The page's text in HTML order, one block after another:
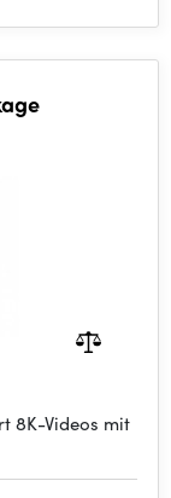
8K-Videos mit